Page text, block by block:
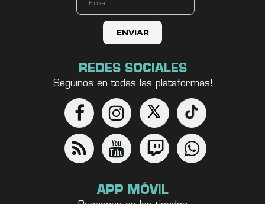
REDES SOCIALES
Seguinos en todas las plataformas!
APP MÓVIL